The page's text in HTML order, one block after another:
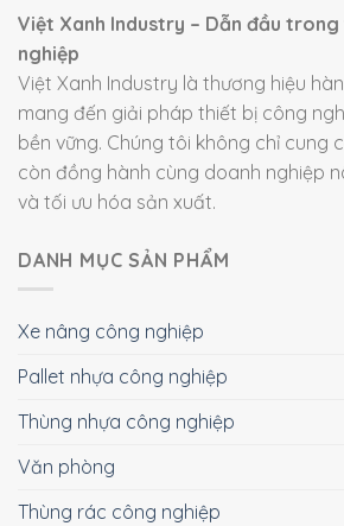
Việt Xanh Industry – Dẫn đầu
nghiệp
Việt Xanh Industry là thương hiệu
mang đến giải pháp thiết bị công
bền vững. Chúng tôi không chỉ cung
còn đồng hành cùng doanh nghiệp
và tối ưu hóa sản xuất.
DANH MỤC SẢN PHẨM
Xe nâng công nghiệp
Pallet nhựa công nghiệp
Thùng nhựa công nghiệp
Văn phòng
Thùng rác công nghiệp